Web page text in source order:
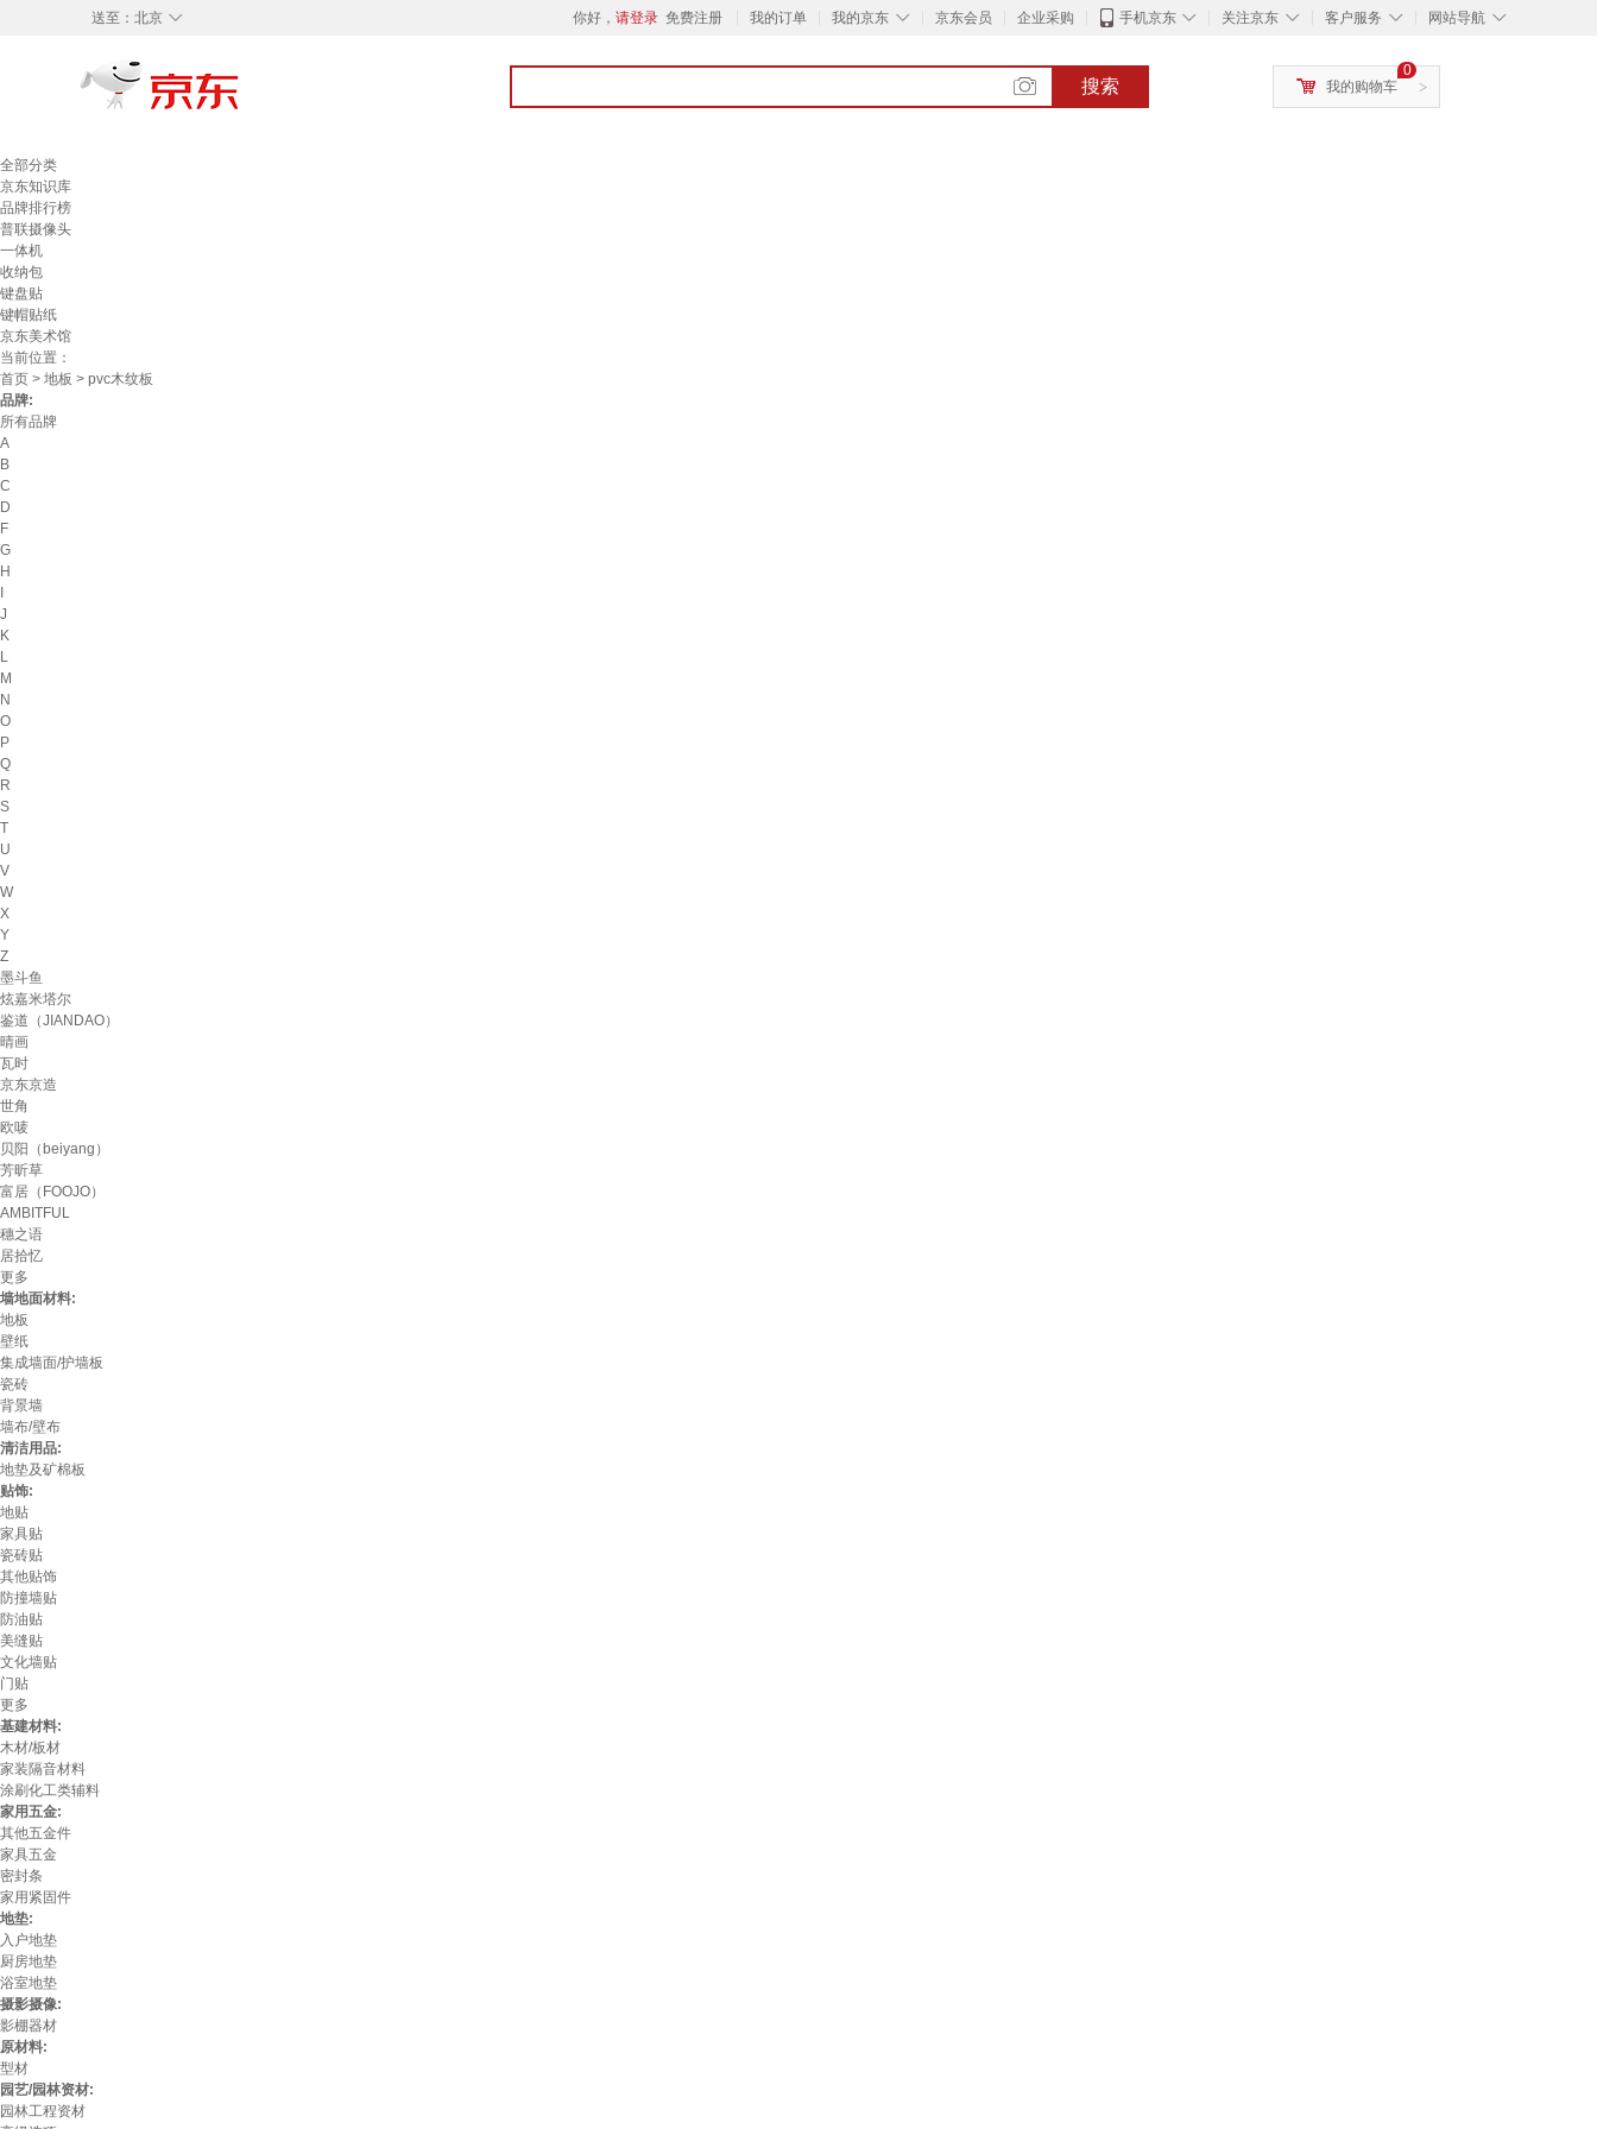
◇
送至： 北京 你好， 请登录 免费注册 我的订单 ◇
我的京东 京东会员 企业采购 ◇
手机京东 ◇
关注京东 ◇
客户服务 ◇
网站导航
搜索 >
0
我的购物车
全部分类
京东知识库
品牌排行榜
普联摄像头
一体机
收纳包
键盘贴
键帽贴纸
京东美术馆
当前位置：
首页 > 地板 > pvc木纹板
品牌:
所有品牌
A
B
C
D
F
G
H
J
K
L
M
N
O
P
Q
R
S
T
U
V
W
X
Y
Z
墨斗鱼
炫嘉米塔尔
鉴道（JIANDAO）
晴画
瓦时
京东京造
世角
欧唛
贝阳（beiyang）
芳昕草
富居（FOOJO）
AMBITFUL
穗之语
居拾忆
更多
墙地面材料:
地板
壁纸
集成墙面/护墙板
瓷砖
背景墙
墙布/壁布
清洁用品:
地垫及矿棉板
贴饰:
地贴
家具贴
瓷砖贴
其他贴饰
防撞墙贴
防油贴
美缝贴
文化墙贴
门贴
更多
基建材料:
木材/板材
家装隔音材料
涂刷化工类辅料
家用五金:
其他五金件
家具五金
密封条
家用紧固件
地垫:
入户地垫
厨房地垫
浴室地垫
摄影摄像:
影棚器材
原材料:
型材
园艺/园林资材:
园林工程资材